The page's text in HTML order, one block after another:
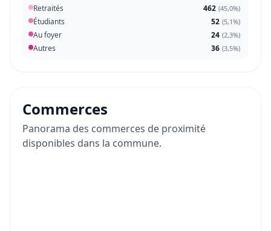
Retraités 462 (45,0%)
Étudiants 52 (5,1%)
Au foyer 24 (2,3%)
Autres 36 (3,5%)
Commerces
Panorama des commerces de proximité
disponibles dans la commune.